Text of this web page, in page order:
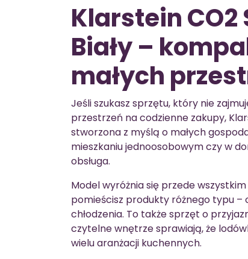
Klarstein CO2
Biały –
małych
Jeśli szukasz sprzętu, który nie
przestrzeń na codzienne zakupy,
stworzona z myślą o małych
mieszkaniu jednoosobowym czy w
obsługa.
Model wyróżnia się przede
pomieścisz produkty różnego typu –
chłodzenia. To także sprzęt o
czytelne wnętrze sprawiają, że
wielu aranżacji kuchennych.